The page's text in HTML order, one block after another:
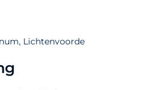
Lichtenvoorde